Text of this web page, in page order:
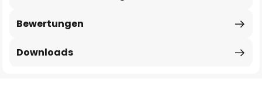
Bewertungen
Downloads